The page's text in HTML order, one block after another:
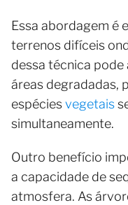
Essa abordagem é
terrenos difíceis
dessa técnica
áreas degradadas,
espéciesvegetais
simultaneamente.
Outro benefício
a capacidade de
atmosfera. As